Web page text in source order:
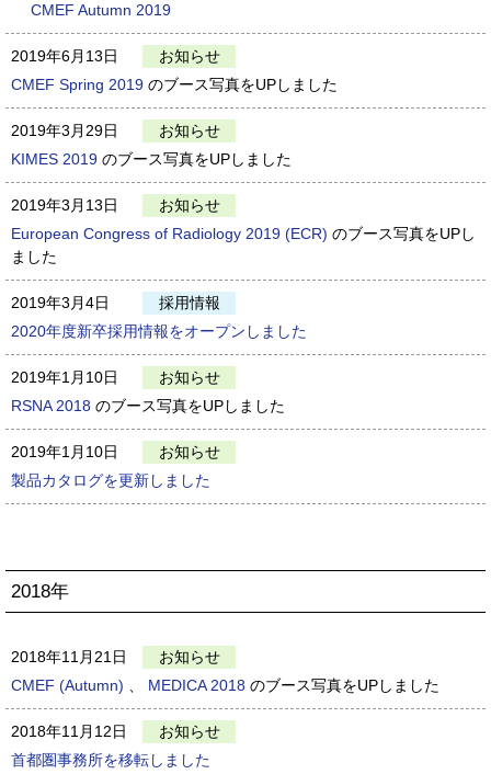
CMEF Autumn 2019
2019年6月13日
お知らせ
CMEF Spring 2019 のブース写真をUPしました
2019年3月29日
お知らせ
KIMES 2019 のブース写真をUPしました
2019年3月13日
お知らせ
European Congress of Radiology 2019 (ECR) のブース写真をUPし
ました
2019年3月4日
採用情報
2020年度新卒採用情報をオープンしました
2019年1月10日
お知らせ
RSNA 2018 のブース写真をUPしました
2019年1月10日
お知らせ
製品カタログを更新しました
2018年
2018年11月21日
お知らせ
CMEF (Autumn)
MEDICA 2018 のブース写真をUPしました
2018年11月12日
お知らせ
首都圏事務所を移転しました